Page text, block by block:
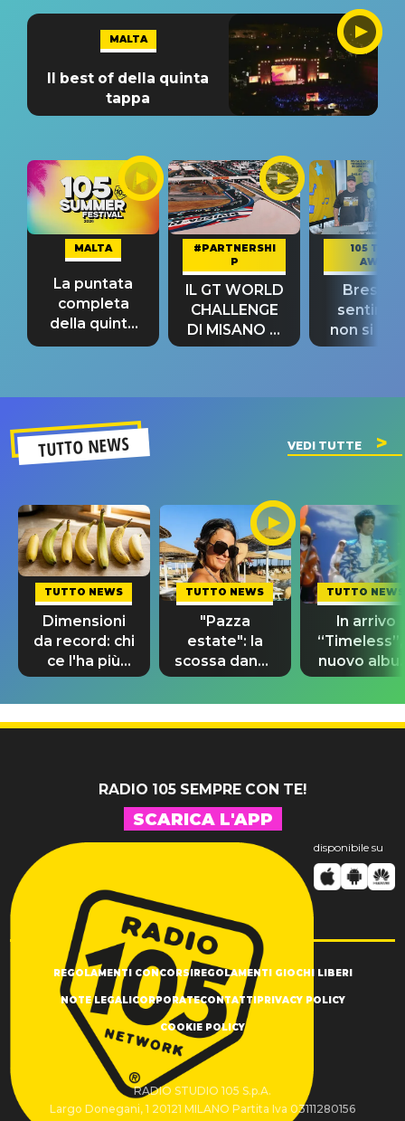
MALTA
Il best of della quinta
tappa
MALTA
La puntata
completa
della quinta
tappa
#PARTNERSHI
P
IL GT WORLD
CHALLENGE
DI MISANO si
riconferma
105 TAKE
AWAY
Bresh:
non si
fino alla
TUTTO NEWS VEDI TUTTE
TUTTO NEWS
Dimensioni
da record: chi
ce l'ha più
lungo nel
mondo?
TUTTO NEWS
"Pazza
estate": la
scossa dance
di Sara
Tommasi
TUTTO NEWS
In arrivo
nuovo
di Prince
10 brani
inediti
RADIO 105 SEMPRE CON TE!
SCARICA L'APP
disponibile su
REGOLAMENTI CONCORSIREGOLAMENTI GIOCHI LIBERI
NOTE LEGALICORPORATECONTATTIPRIVACY POLICY
COOKIE POLICY
RADIO STUDIO 105 S.p.A.
Largo Donegani, 1 20121 MILANO Partita Iva 03111280156